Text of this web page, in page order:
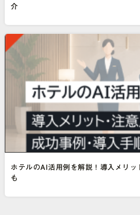
介
ホテルのAI活用例を解説！導入メリ
も